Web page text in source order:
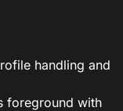
handling and
foreground with